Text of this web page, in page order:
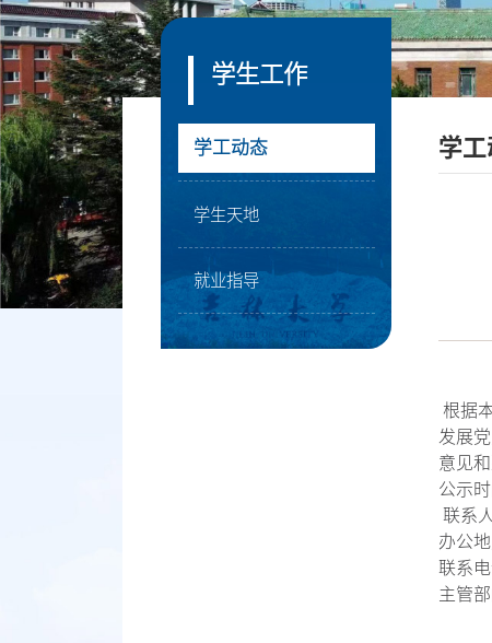
学生工作
学工动态
学生天地
就业指导
学
根据
发展
意见
公示
联系
办公
联系
主管